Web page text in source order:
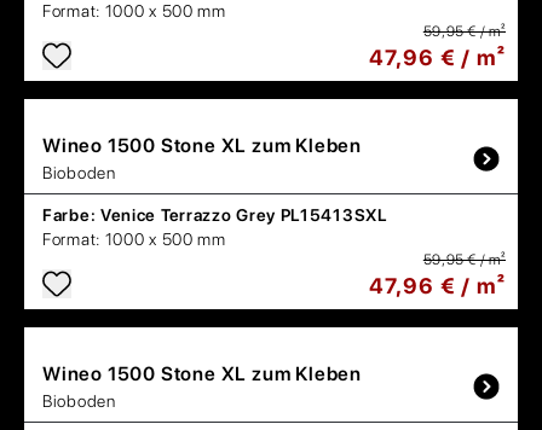
Format: 1000 x 500 mm
59,95 € / m²
47,96 € / m²
Wineo 1500 Stone XL zum Kleben
Bioboden
Farbe: Venice Terrazzo Grey PL15413SXL
Format: 1000 x 500 mm
59,95 € / m²
47,96 € / m²
Wineo 1500 Stone XL zum Kleben
Bioboden